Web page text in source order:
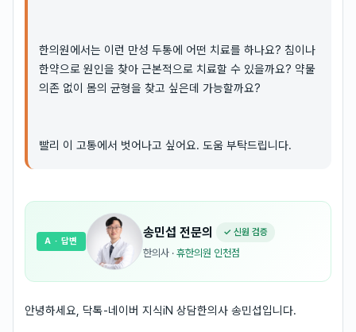
한의원에서는 이런 만성 두통에 어떤 치료를 하나요? 침이나
한약으로 원인을 찾아 근본적으로 치료할 수 있을까요? 약물
의존 없이 몸의 균형을 찾고 싶은데 가능할까요?
빨리 이 고통에서 벗어나고 싶어요. 도움 부탁드립니다.
송민섭 전문의 ✓ 신원 검증
한의사 · 휴한의원 인천점
A · 답변
안녕하세요, 닥톡-네이버 지식iN 상담한의사 송민섭입니다.